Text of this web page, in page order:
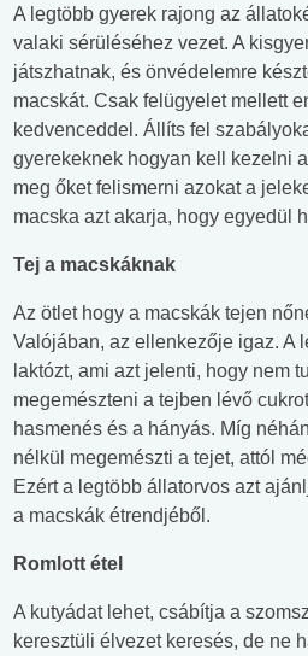
A legtöbb gyerek rajong az
valaki sérüléséhez vezet. A
játszhatnak, és önvédelemre
macskát. Csak felügyelet mellett
kedvenceddel. Állíts fel
gyerekeknek hogyan kell kezelni
meg őket felismerni azokat a
macska azt akarja, hogy egyedül
Tej a macskáknak
Az ötlet hogy a macskák tejen
Valójában, az ellenkezője igaz. A
laktózt, ami azt jelenti, hogy nem
megemészteni a tejben lévő
hasmenés és a hányás. Míg
nélkül megemészti a tejet, attól
Ezért a legtöbb állatorvos azt
a macskák étrendjéből.
Romlott étel
A kutyádat lehet, csábítja a
keresztüli élvezet keresés, de ne